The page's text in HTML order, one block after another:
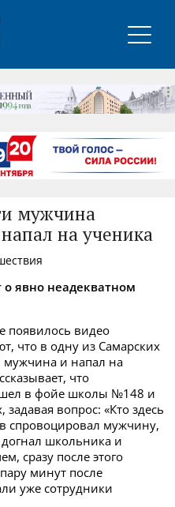
мужчина
на ученика
явно неадекватном
появилось видео
что в одну из Самарских
и напал на
что
в фойе школы №148 и
вопрос: «Кто здесь
спровоцировал мужчину,
школьника и
сразу после этого
минут после
уже сотрудники